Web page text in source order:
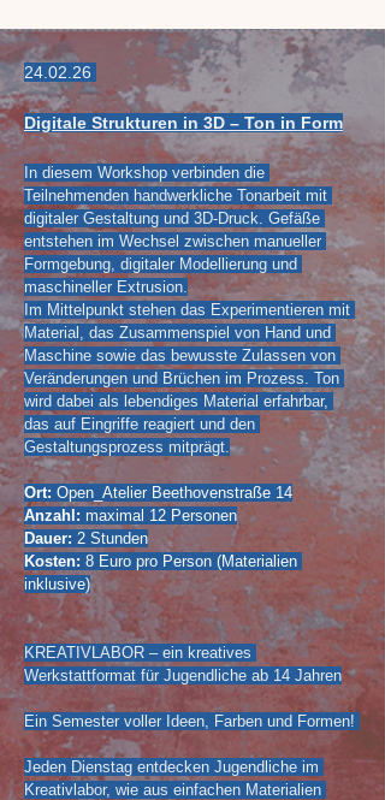
24.02.26
Digitale Strukturen in 3D – Ton in Form
In diesem Workshop verbinden die
Teilnehmenden handwerkliche Tonarbeit mit
digitaler Gestaltung und 3D-Druck. Gefäße
entstehen im Wechsel zwischen manueller
Formgebung, digitaler Modellierung und
maschineller Extrusion.
Im Mittelpunkt stehen das Experimentieren mit
Material, das Zusammenspiel von Hand und
Maschine sowie das bewusste Zulassen von
Veränderungen und Brüchen im Prozess. Ton
wird dabei als lebendiges Material erfahrbar,
das auf Eingriffe reagiert und den
Gestaltungsprozess mitprägt.
Ort: Open_Atelier Beethovenstraße 14
Anzahl: maximal 12 Personen
Dauer: 2 Stunden
Kosten: 8 Euro pro Person (Materialien
inklusive)
KREATIVLABOR – ein kreatives
Werkstattformat für Jugendliche ab 14 Jahren
Ein Semester voller Ideen, Farben und Formen!
Jeden Dienstag entdecken Jugendliche im
Kreativlabor, wie aus einfachen Materialien